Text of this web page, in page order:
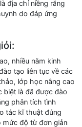
địa chỉ niềng răng
do đáp ứng
nhiều năm kinh
tạo liên tục về các
lớp học nâng cao
biệt là đã được đào
phân tích tình
tác kĩ thuật đúng
mức độ từ đơn giản